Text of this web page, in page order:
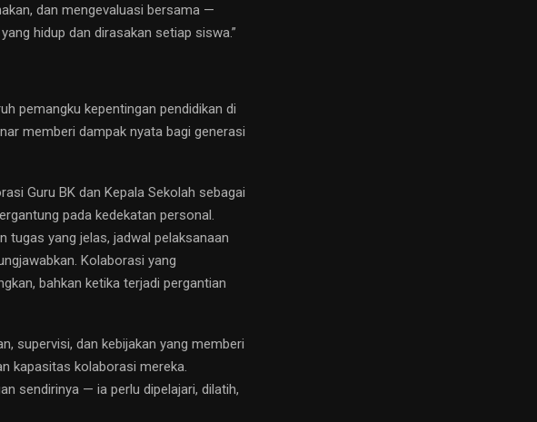
dan mengevaluasi bersama —
hidup dan dirasakan setiap siswa.”
pemangku kepentingan pendidikan di
memberi dampak nyata bagi generasi
Guru BK dan Kepala Sekolah sebagai
pada kedekatan personal.
tugas yang jelas, jadwal pelaksanaan
Kolaborasi yang
bahkan ketika terjadi pergantian
supervisi, dan kebijakan yang memberi
kapasitas kolaborasi mereka.
sendirinya — ia perlu dipelajari, dilatih,